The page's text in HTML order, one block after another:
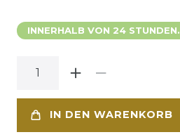
INNERHALB VON 24 STUNDEN.
IN DEN WARENKORB